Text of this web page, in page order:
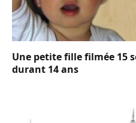
Une petite fille filmée 15
durant 14 ans